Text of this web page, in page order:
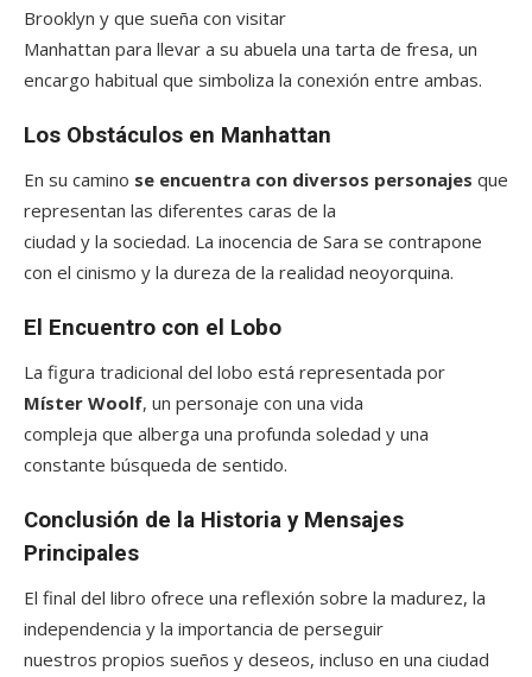
Brooklyn y que sueña con visitar
Manhattan para llevar a su abuela una tarta de fresa, un
encargo habitual que simboliza la conexión entre ambas.
Los Obstáculos en Manhattan
En su camino se encuentra con diversos personajes que
representan las diferentes caras de la
ciudad y la sociedad. La inocencia de Sara se contrapone
con el cinismo y la dureza de la realidad neoyorquina.
El Encuentro con el Lobo
La figura tradicional del lobo está representada por
Míster Woolf, un personaje con una vida
compleja que alberga una profunda soledad y una
constante búsqueda de sentido.
Conclusión de la Historia y Mensajes
Principales
El final del libro ofrece una reflexión sobre la madurez, la
independencia y la importancia de perseguir
nuestros propios sueños y deseos, incluso en una ciudad